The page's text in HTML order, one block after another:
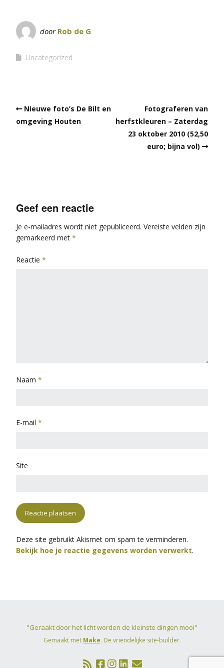
door Rob de G
Uncategorized
Nieuwe foto’s De Bilt en
omgeving Houten
Fotograferen van
herfstkleuren – Zaterdag
23 oktober 2010 (52,50
euro; bijna vol)
Geef een reactie
Je e-mailadres wordt niet gepubliceerd. Vereiste velden zijn
gemarkeerd met *
Reactie *
Naam *
E-mail *
Site
Deze site gebruikt Akismet om spam te verminderen.
Bekijk hoe je reactie gegevens worden verwerkt.
"Geraakt door het licht worden de kleinste dingen mooi"
Gemaakt met Make. De vriendelijke site-builder.